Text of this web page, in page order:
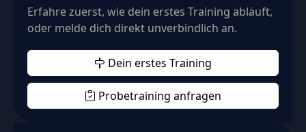
Erfahre zuerst, wie dein erstes Training abläuft,
oder melde dich direkt unverbindlich an.
Dein erstes Training
Probetraining anfragen